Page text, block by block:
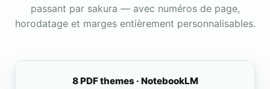
passant par sakura — avec numéros de page,
horodatage et marges entièrement personnalisables.